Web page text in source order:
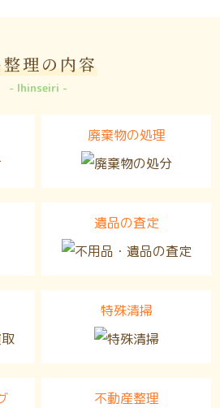
理の内容
Ihinseiri
廃棄物の処理
遺品の査定
特殊清掃
不動産整理